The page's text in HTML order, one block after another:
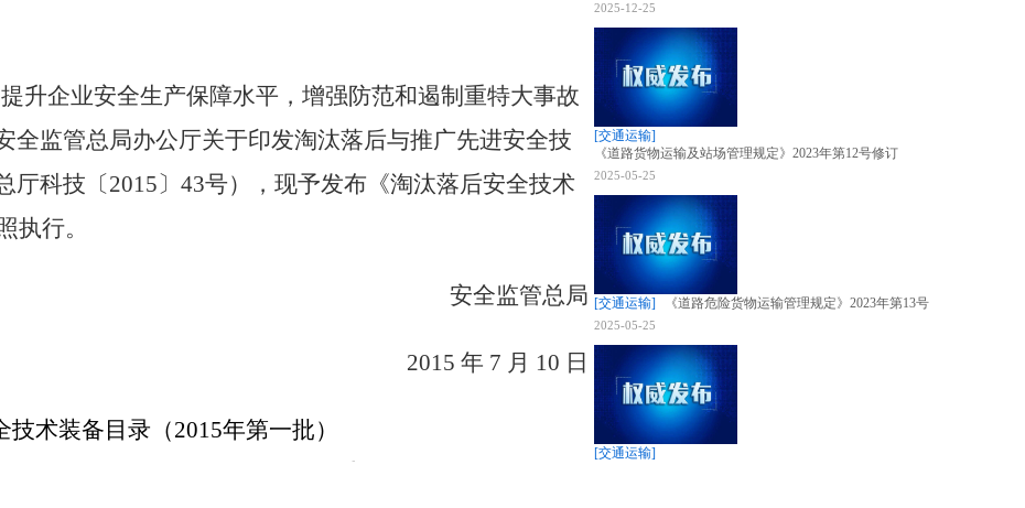
升企业安全生产保障水平，增强防范和遏制重特大事故
全监管总局办公厅关于印发淘汰落后与推广先进安全技
厅科技〔2015〕 43号），现予发布《淘汰落后安全技术
执行。
安全监管总局
2015 年 7 月 10 日
技术装备目录（2015年第一批）
2025-12-25
[交通运输]
《道路货物运输及站场管理规定》2023年第12号修订
2025-05-25
[交通运输] 《道路危险货物运输管理规定》2023年第13号
2025-05-25
[交通运输]